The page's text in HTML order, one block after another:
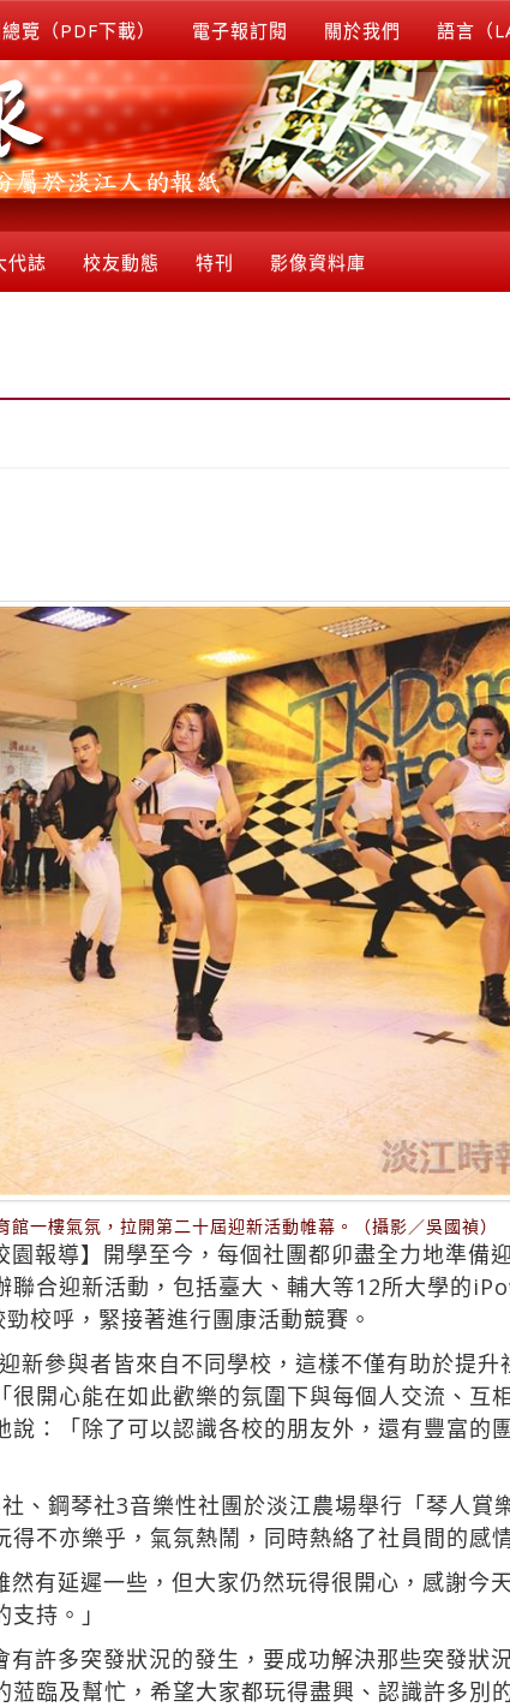
覽（PDF下載） 電子報訂閱 關於我們 語言（
代誌 校友動態 特刊 影像資料庫
一樓氣氛，拉開第二十屆迎新活動帷幕。（攝影／吳國禎）
園報導】開學至今，每個社團都卯盡全力地準備
合迎新活動，包括臺大、輔大等12所大學的
校呼，緊接著進行團康活動競賽。
參與者皆來自不同學校，這樣不僅有助於提升
開心能在如此歡樂的氛圍下與每個人交流、互
：「除了可以認識各校的朋友外，還有豐富的
、鋼琴社3音樂性社團於淡江農場舉行「琴人賞
不亦樂乎，氣氛熱鬧，同時熱絡了社員間的感
有延遲一些，但大家仍然玩得很開心，感謝今
持。」
許多突發狀況的發生，要成功解決那些突發狀
臨及幫忙，希望大家都玩得盡興、認識許多別